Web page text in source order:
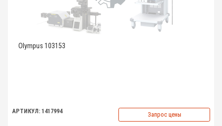
Olympus 103153
АРТИКУЛ: 1417994 Запрос цены